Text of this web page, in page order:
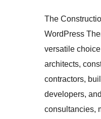
The
WordPress
versatile
architects,
contractors,
developers,
consultancies,